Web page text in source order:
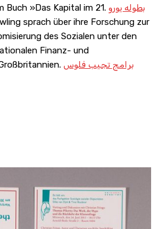
Buch »Das Kapital im 21. بطوله يورو
sprach über ihre Forschung zur
des Sozialen unter den
Finanz- und
برامج تجيب فلوس